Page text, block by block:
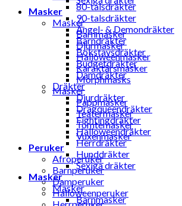
Masker
Masker
Barnmasker
Djurmasker
Halloweenmasker
Karaktärsmasker
Morphmasks
Masker
Pappmasker
Teatermasker
Tomtemasker
Vuxenmasker
Peruker
Afroperuker
Barnperuker
Damperuker
Halloweenperuker
80-talsdräkter
90-talsdräkter
Ängel- & Demondräkter
Barndräkter
Bokstavsdräkter
Budgetdräkter
Damdräkter
Dräkter
Djurdräkter
Dragqueendräkter
Fightingdräkter
Halloweendräkter
Herrdräkter
Hunddräkter
Sexiga dräkter
Masker
Masker
Barnmasker